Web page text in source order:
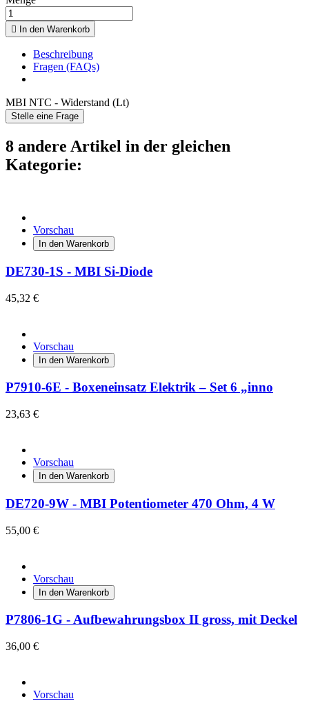
 In den Warenkorb
Beschreibung
Fragen (FAQs)
MBI NTC - Widerstand (Lt)
Stelle eine Frage
8 andere Artikel in der gleichen
Kategorie:
Vorschau
In den Warenkorb
DE730-1S - MBI Si-Diode
45,32 €
Vorschau
In den Warenkorb
P7910-6E - Boxeneinsatz Elektrik – Set 6 „inno
23,63 €
Vorschau
In den Warenkorb
DE720-9W - MBI Potentiometer 470 Ohm, 4 W
55,00 €
Vorschau
In den Warenkorb
P7806-1G - Aufbewahrungsbox II gross, mit Deckel
36,00 €
Vorschau